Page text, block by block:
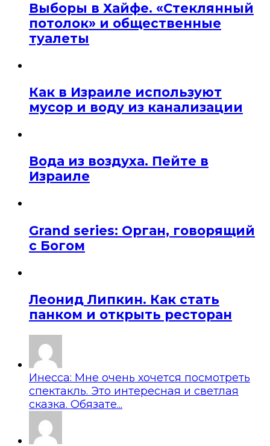
Выборы в Хайфе. «Стеклянный
потолок» и общественные
туалеты
Как в Израиле используют
мусор и воду из канализации
Вода из воздуха. Пейте в
Израиле
Grand series: Орган, говорящий
с Богом
Леонид Липкин. Как стать
панком и открыть ресторан
Инесса: Мне очень хочется посмотреть
спектакль. Это интересная и светлая
сказка. Обязате...